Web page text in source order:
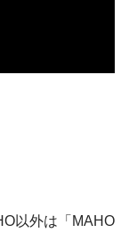
以外は「MAHO